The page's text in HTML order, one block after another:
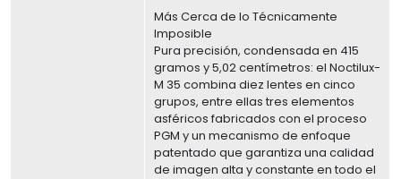
Más Cerca de lo Técnicamente
Imposible
Pura precisión, condensada en 415
gramos y 5,02 centímetros: el Noctilux-
M 35 combina diez lentes en cinco
grupos, entre ellas tres elementos
asféricos fabricados con el proceso
PGM y un mecanismo de enfoque
patentado que garantiza una calidad
de imagen alta y constante en todo el